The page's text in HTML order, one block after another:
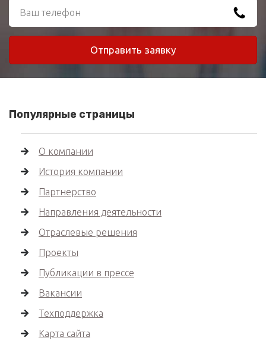
Популярные страницы
О компании
История компании
Партнерство
Направления деятельности
Отраслевые решения
Проекты
Публикации в прессе
Вакансии
Техподдержка
Карта сайта